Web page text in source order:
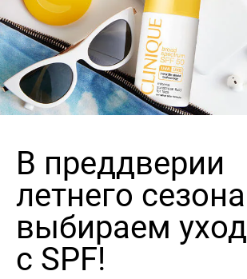
В преддверии
летнего сезона
выбираем уход
с SPF!